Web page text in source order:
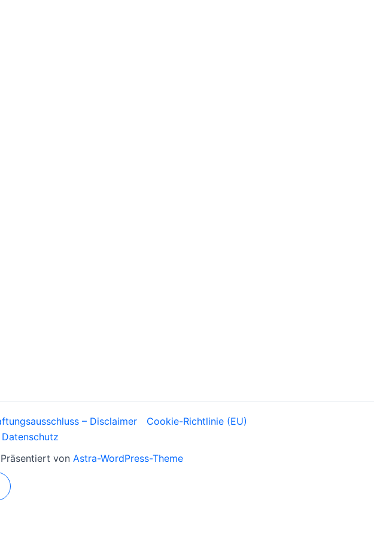
– Disclaimer
Cookie-Richtlinie (EU)
Datenschutz
von Astra-WordPress-Theme